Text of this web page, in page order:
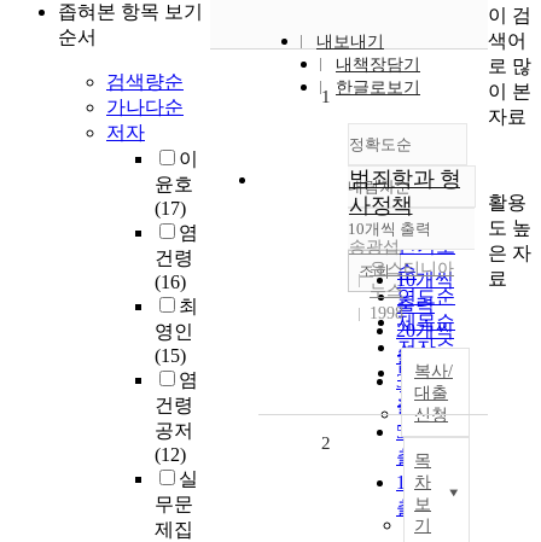
좁혀본 항목 보기
순서
검색량순
가나다순
저자
이
윤호
(17)
염
건령
(16)
최
영인
(15)
염
건령
공저
(12)
실
무문
제집
내보내기
내책장담기
한글로보기
정확도순
정확도
순
인기도
순
연도순
제목순
저자순
발행기
관순
내림차순
내림차순
10개씩 출력
10개씩
출력
20개씩
출력
30개씩
출력
50개씩
출력
100개씩
출력
조회
1
범죄학과 형
사정책
송광섭
유스티니아
누스
1998
복사/
대출
신청
목
차
보
기
2
이 검
색어
로 많
이 본
자료
활용
도 높
은 자
료